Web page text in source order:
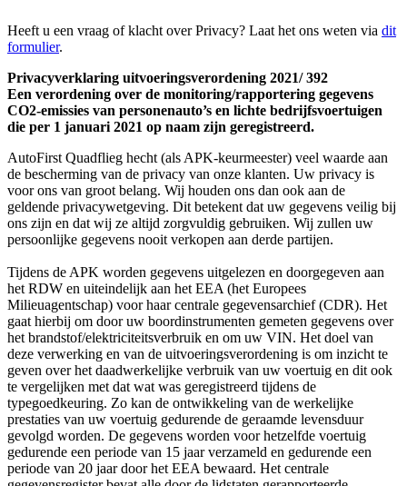
Heeft u een vraag of klacht over Privacy? Laat het ons weten via dit
formulier.
Privacyverklaring uitvoeringsverordening 2021/ 392
Een verordening over de monitoring/rapportering gegevens
CO2-emissies van personenauto’s en lichte bedrijfsvoertuigen
die per 1 januari 2021 op naam zijn geregistreerd.
AutoFirst Quadflieg hecht (als APK-keurmeester) veel waarde aan
de bescherming van de privacy van onze klanten. Uw privacy is
voor ons van groot belang. Wij houden ons dan ook aan de
geldende privacywetgeving. Dit betekent dat uw gegevens veilig bij
ons zijn en dat wij ze altijd zorgvuldig gebruiken. Wij zullen uw
persoonlijke gegevens nooit verkopen aan derde partijen.
Tijdens de APK worden gegevens uitgelezen en doorgegeven aan
het RDW en uiteindelijk aan het EEA (het Europees
Milieuagentschap) voor haar centrale gegevensarchief (CDR). Het
gaat hierbij om door uw boordinstrumenten gemeten gegevens over
het brandstof/elektriciteitsverbruik en om uw VIN. Het doel van
deze verwerking en van de uitvoeringsverordening is om inzicht te
geven over het daadwerkelijke verbruik van uw voertuig en dit ook
te vergelijken met dat wat was geregistreerd tijdens de
typegoedkeuring. Zo kan de ontwikkeling van de werkelijke
prestaties van uw voertuig gedurende de geraamde levensduur
gevolgd worden. De gegevens worden voor hetzelfde voertuig
gedurende een periode van 15 jaar verzameld en gedurende een
periode van 20 jaar door het EEA bewaard. Het centrale